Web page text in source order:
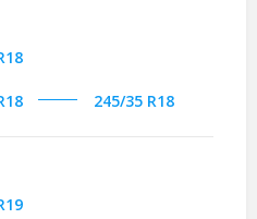
245/35 R18